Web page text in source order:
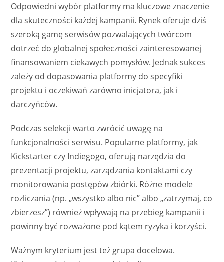
Odpowiedni wybór platformy ma kluczowe znaczenie
dla skuteczności każdej kampanii. Rynek oferuje dziś
szeroką gamę serwisów pozwalających twórcom
dotrzeć do globalnej społeczności zainteresowanej
finansowaniem ciekawych pomysłów. Jednak sukces
zależy od dopasowania platformy do specyfiki
projektu i oczekiwań zarówno inicjatora, jak i
darczyńców.
Podczas selekcji warto zwrócić uwagę na
funkcjonalności serwisu. Popularne platformy, jak
Kickstarter czy Indiegogo, oferują narzędzia do
prezentacji projektu, zarządzania kontaktami czy
monitorowania postępów zbiórki. Różne modele
rozliczania (np. „wszystko albo nic” albo „zatrzymaj, co
zbierzesz”) również wpływają na przebieg kampanii i
powinny być rozważone pod kątem ryzyka i korzyści.
Ważnym kryterium jest też grupa docelowa.